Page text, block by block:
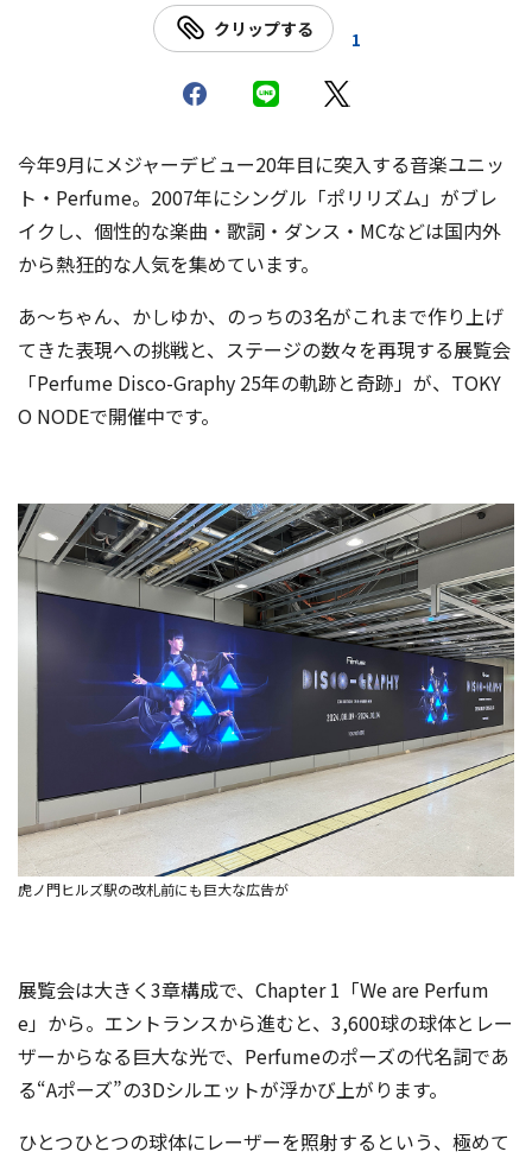
クリップする 1
今年9月にメジャーデビュー20年目に突入する音楽ユニッ
ト・Perfume。2007年にシングル「ポリリズム」がブレ
イクし、個性的な楽曲・歌詞・ダンス・MCなどは国内外
から熱狂的な人気を集めています。
あ〜ちゃん、かしゆか、のっちの3名がこれまで作り上げ
てきた表現への挑戦と、ステージの数々を再現する展覧会
「Perfume Disco-Graphy 25年の軌跡と奇跡」が、TOKY
O NODEで開催中です。
虎ノ門ヒルズ駅の改札前にも巨大な広告が
展覧会は大きく3章構成で、Chapter 1「We are Perfum
e」から。エントランスから進むと、3,600球の球体とレー
ザーからなる巨大な光で、Perfumeのポーズの代名詞であ
る“Aポーズ”の3Dシルエットが浮かび上がります。
ひとつひとつの球体にレーザーを照射するという、極めて